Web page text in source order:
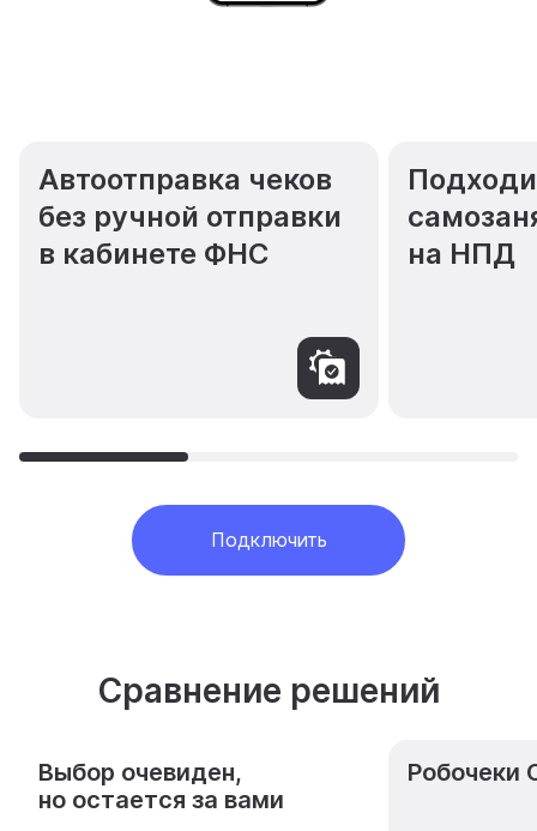
Автоотправка чеков
без ручной отправки
в кабинете ФНС
на НПД
Подключить
Сравнение решений
Выбор очевиден,
но остается за вами
Робочеки